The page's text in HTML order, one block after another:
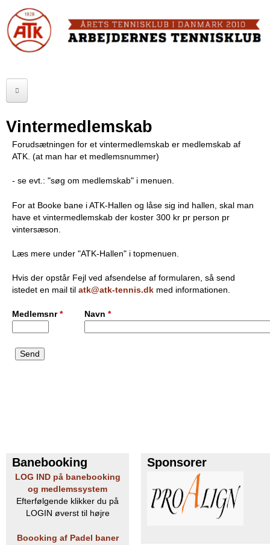
to
main
b
e
e
e
s
T
s
K
FORSIDE
JUNIOR
MOTIONISTER
TURNERINGER
PADEL I ATK
Vintermedlemskab
Forudsætningen for et vintermedlemskab er medlemskab af
ATK. (at man har et medlemsnummer)
- se evt.: "søg om medlemskab" i menuen.
For at Booke bane i ATK-Hallen og låse sig ind hallen, skal man
have et vintermedlemskab der koster 300 kr pr person pr
vintersæson.
Læs mere under "ATK-Hallen" i topmenuen.
Hvis der opstår Fejl ved afsendelse af formularen, så send
istedet en mail til atk@atk-tennis.dk med informationen.
Medlemsnr * Navn *
Banebooking
LOG IND på banebooking
og medlemssystem
Efterfølgende klikker du på
LOGIN øverst til højre
Boooking af Padel baner
Sponsorer